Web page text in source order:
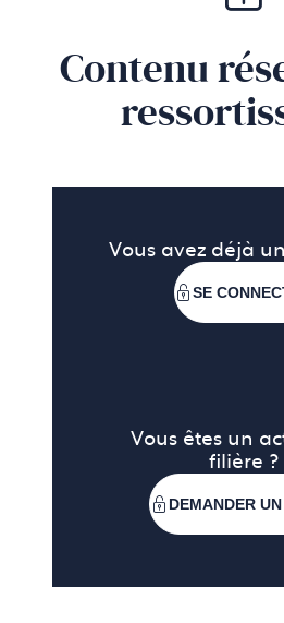
Contenu
Vous avez déjà
SE
Vous êtes un
filière ?
DEMANDER